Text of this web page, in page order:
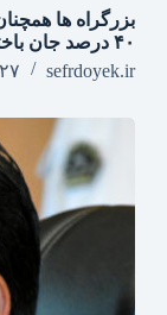
بزرگراه‌ ها
۴۰ درصد جان‌ باختگان
sefrdoyek.ir
۲۷ تیر ۱۴۰۵